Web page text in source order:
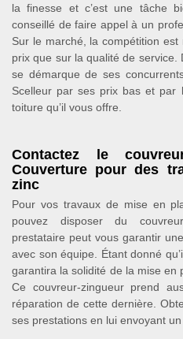
la finesse et c’est une tâche
conseillé de faire appel à un
Sur le marché, la compétition
prix que sur la qualité de service.
se démarque de ses
Scelleur par ses prix bas et par
toiture qu’il vous offre.
Contactez le
Couverture pour des
zinc
Pour vos travaux de mise en
pouvez disposer du
prestataire peut vous garantir
avec son équipe. Étant donné
garantira la solidité de la mise en
Ce couvreur-zingueur prend
réparation de cette dernière.
ses prestations en lui envoyant un